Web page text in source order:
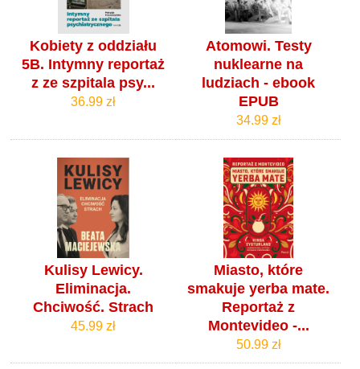
Kobiety z oddziału
5B. Intymny reportaż
z ze szpitala psy...
36.99 zł
Atomowi. Testy
nuklearne na
ludziach - ebook
EPUB
34.99 zł
Kulisy Lewicy.
Eliminacja.
Chciwość. Strach
45.99 zł
Miasto, które
smakuje yerba mate.
Reportaż z
Montevideo -...
50.99 zł